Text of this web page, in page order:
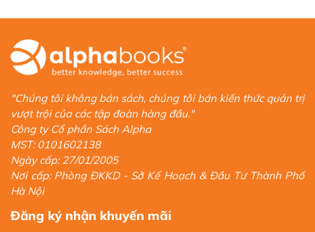
"Chúng tôi không bán sách, chúng tôi bán kiến thức quản trị
vượt trội của các tập đoàn hàng đầu."
Công ty Cổ phần Sách Alpha
MST: 0101602138
Ngày cấp: 27/01/2005
Nơi cấp: Phòng ĐKKD - Sở Kế Hoạch & Đầu Tư Thành Phố
Hà Nội
Đăng ký nhận khuyến mãi